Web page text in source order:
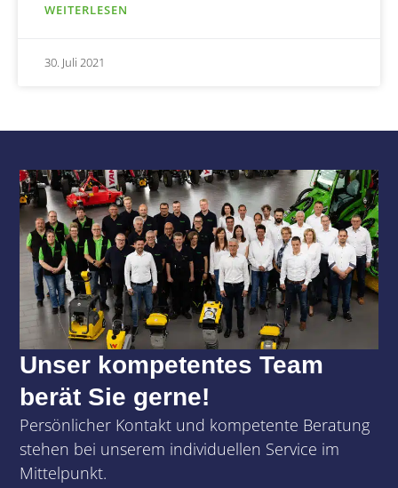
WEITERLESEN
30. Juli 2021
Unser kompetentes Team
berät Sie gerne!
Persönlicher Kontakt und kompetente Beratung
stehen bei unserem individuellen Service im
Mittelpunkt.